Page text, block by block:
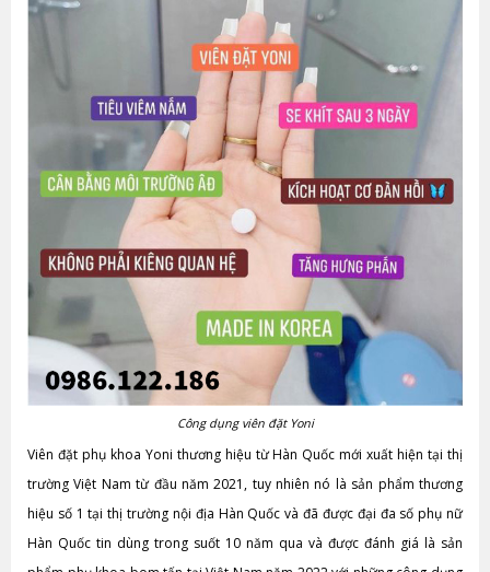
Công dụng viên đặt Yoni
Viên đặt phụ khoa Yoni thương hiệu từ Hàn Quốc mới xuất hiện tại thị
trường Việt Nam từ đầu năm 2021, tuy nhiên nó là sản phẩm thương
hiệu số 1 tại thị trường nội địa Hàn Quốc và đã được đại đa số phụ nữ
Hàn Quốc tin dùng trong suốt 10 năm qua và được đánh giá là sản